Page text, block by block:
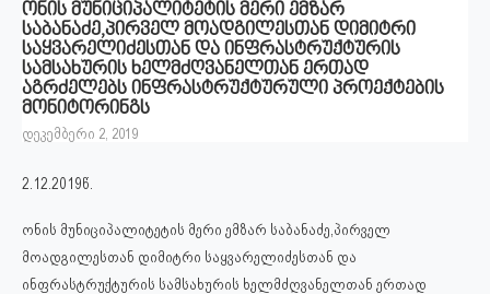
ონის მუნიციპალიტეტის მერი ემზარ
საბანაძე,პირველ მოადგილესთან დიმიტრი
საყვარელიძესთან და ინფრასტრუქტურის
სამსახურის ხელმძღვანელთან ერთად
აგრძელებს ინფრასტრუქტურული პროექტების
მონიტორინგს
დეკემბერი 2, 2019
2.12.2019წ.
ონის მუნიციპალიტეტის მერი ემზარ საბანაძე,პირველ
მოადგილესთან დიმიტრი საყვარელიძესთან და
ინფრასტრუქტურის სამსახურის ხელმძღვანელთან ერთად